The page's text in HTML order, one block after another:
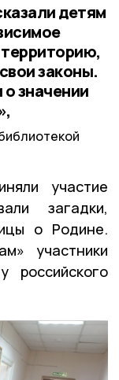
детям
законы.
значении
участие
загадки,
о Родине.
участники
российского